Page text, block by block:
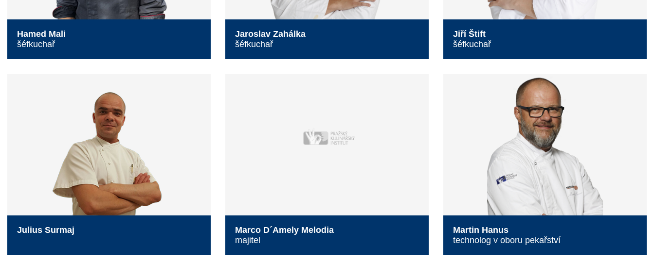
Hamed Mali
šéfkuchař
Jaroslav Zahálka
šéfkuchař
Jiří Štift
šéfkuchař
Julius Surmaj
Marco D´Amely Melodia
majitel
Martin Hanus
technolog v oboru pekařství